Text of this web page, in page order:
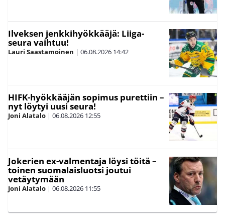
Ilveksen jenkkihyökkääjä: Liiga-
seura vaihtuu!
Lauri Saastamoinen | 06.08.2026 14:42
HIFK-hyökkääjän sopimus purettiin –
nyt löytyi uusi seura!
Joni Alatalo | 06.08.2026 12:55
Jokerien ex-valmentaja löysi töitä –
toinen suomalaisluotsi joutui
vetäytymään
Joni Alatalo | 06.08.2026 11:55